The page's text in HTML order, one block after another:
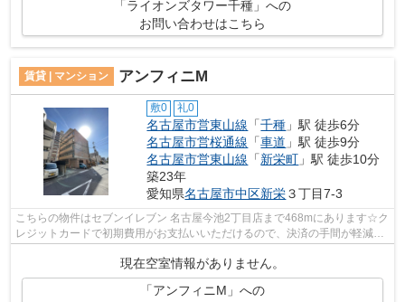
「ライオンズタワー千種」への
お問い合わせはこちら
賃貸 | マンション アンフィニM
敷0 礼0
名古屋市営東山線 「千種 」駅 徒歩6分
名古屋市営桜通線 「車道 」駅 徒歩9分
名古屋市営東山線 「新栄町 」駅 徒歩10分
築23年
愛知県名古屋市中区新栄３丁目7-3
こちらの物件はセブンイレブン 名古屋今池2丁目店まで468mにあります☆ク
レジットカードで初期費用がお支払いいただけるので、決済の手間が軽減で
現在空室情報がありません。
「アンフィニM」への